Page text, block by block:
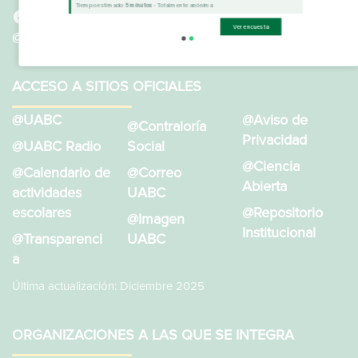
@SistemaBibliotecarioUABC
@BibliotecasUABC
ACCESO A SITIOS OFICIALES
@UABC
@UABC Radio
@Calendario de
actividades
escolares
@Transparenci
a
@Contraloría
Social
@Correo
UABC
@Imagen
UABC
@Aviso de
Privacidad
@Ciencia
Abierta
@Repositorio
Institucional
Última actualización: Diciembre 2025
ORGANIZACIONES A LAS QUE SE INTEGRA
Tiempo estimado:5 minutos - Totalmente anónima
Ver encuesta